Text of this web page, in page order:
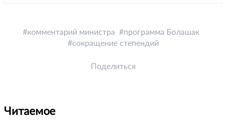
комментарий министра
программа Болашак
сокращение степендий
Поделиться
Читаемое